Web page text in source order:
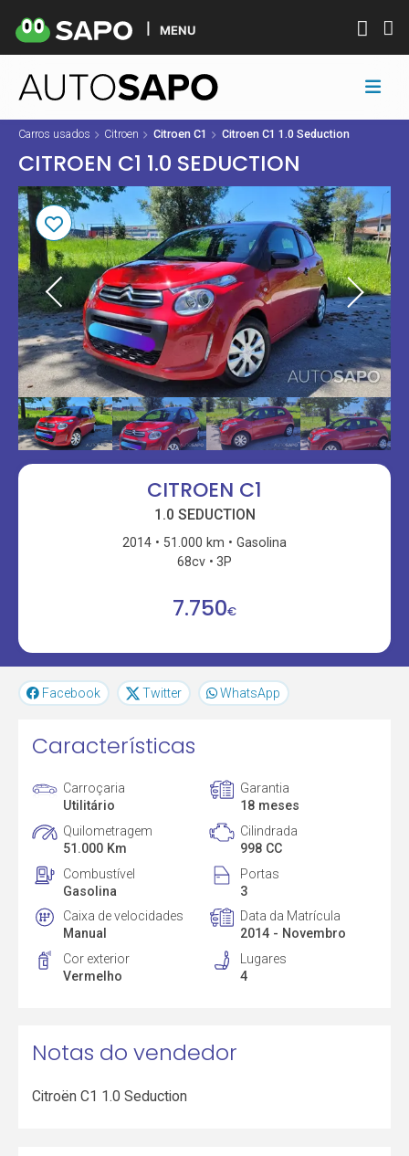
MENU
Carros usados Citroen Citroen C1 Citroen C1 1.0 Seduction
CITROEN C1 1.0 SEDUCTION
CITROEN C1
1.0 SEDUCTION
2014 51.000 km
Gasolina
68cv
3P
7.750€
Facebook Twitter WhatsApp
Características
Carroçaria
Utilitário
Garantia
18 meses
Quilometragem
51.000 Km
Cilindrada
998 CC
Combustível
Gasolina
Portas
3
Caixa de velocidades
Manual
Data da Matrícula
2014 - Novembro
Cor exterior
Vermelho
Lugares
4
Notas do vendedor
Citroën C1 1.0 Seduction